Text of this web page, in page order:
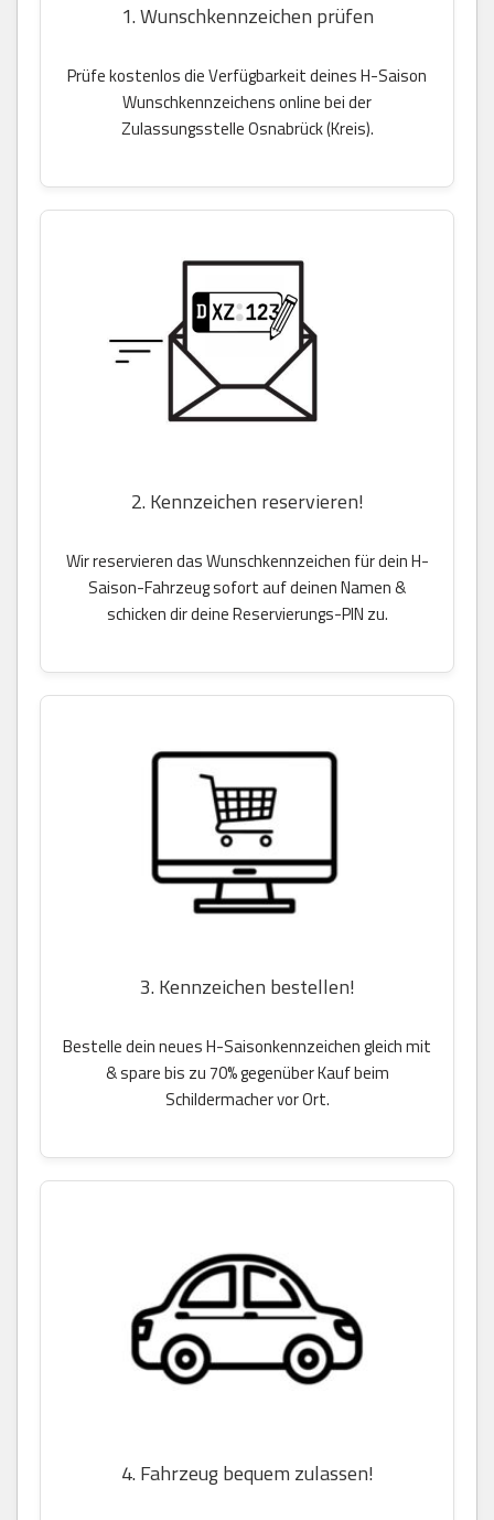
1. Wunschkennzeichen prüfen
Prüfe kostenlos die Verfügbarkeit deines H-Saison
Wunschkennzeichens online bei der
Zulassungsstelle Osnabrück (Kreis).
2. Kennzeichen reservieren!
Wir reservieren das Wunschkennzeichen für dein H-
Saison-Fahrzeug sofort auf deinen Namen &
schicken dir deine Reservierungs-PIN zu.
3. Kennzeichen bestellen!
Bestelle dein neues H-Saisonkennzeichen gleich mit
& spare bis zu 70% gegenüber Kauf beim
Schildermacher vor Ort.
4. Fahrzeug bequem zulassen!